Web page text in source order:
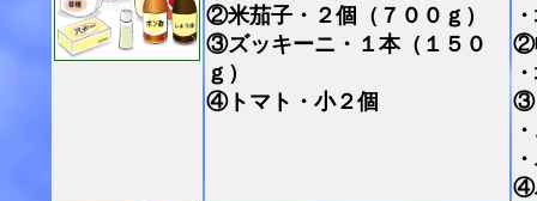
②米茄子・２個（７００ｇ）
③ズッキーニ・１本（１５０
ｇ）
④トマト・小２個
②
③
④